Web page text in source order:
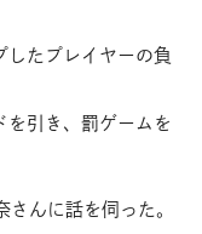
したプレイヤーの負
引き、罰ゲームを
んに話を伺った。